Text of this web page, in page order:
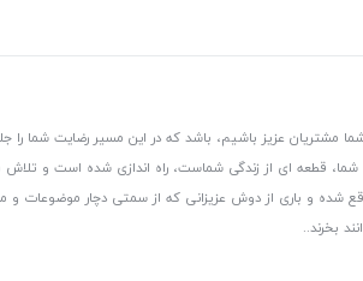
مشتریان عزیز باشیم، باشد که در این مسیر رضایت شما را
قطعه ای از زندگی شماست، راه اندازی شده است و
شده و باری از دوش عزیزانی که از سمتی دچار موضوعات و
بخرند..